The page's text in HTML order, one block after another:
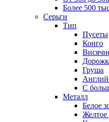
Более 500
Серьги
Тип
Пусеты
Конго
Груша
С
Металл
Белое
Желтое